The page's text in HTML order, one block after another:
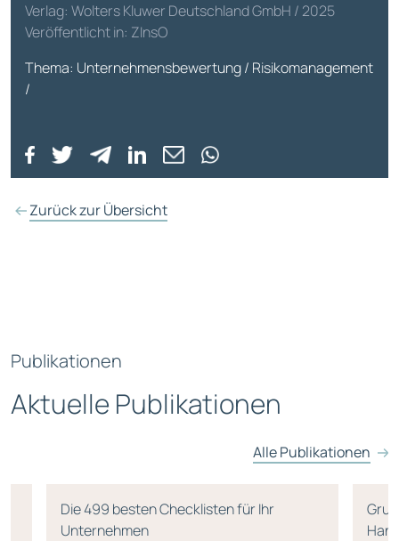
Verlag: Wolters Kluwer Deutschland GmbH / 2025
Veröffentlicht in: ZInsO
Thema: Unternehmensbewertung / Risikomanagement
/
Zurück zur Übersicht
Publikationen
Aktuelle Publikationen
Alle Publikationen
Die 499 besten Checklisten für Ihr
Unternehmen